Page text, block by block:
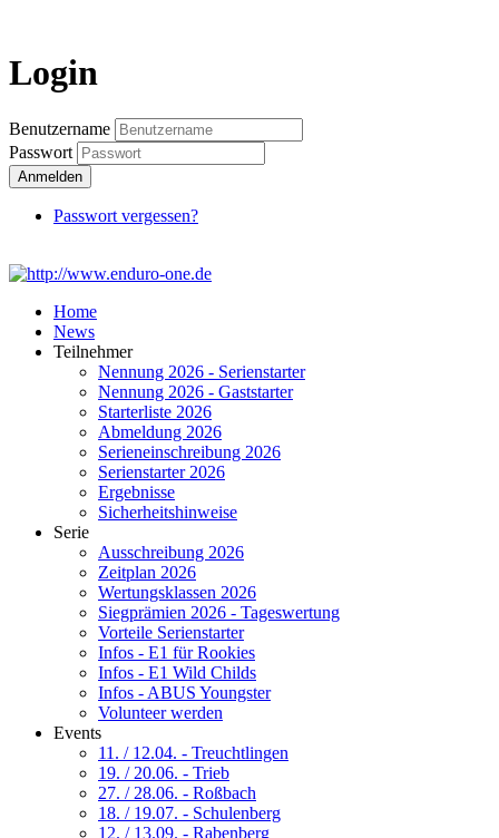
Login
Benutzername
Passwort
Anmelden
Passwort vergessen?
Home
News
Teilnehmer
Nennung 2026 - Serienstarter
Nennung 2026 - Gaststarter
Starterliste 2026
Abmeldung 2026
Serieneinschreibung 2026
Serienstarter 2026
Ergebnisse
Sicherheitshinweise
Serie
Ausschreibung 2026
Zeitplan 2026
Wertungsklassen 2026
Siegprämien 2026 - Tageswertung
Vorteile Serienstarter
Infos - E1 für Rookies
Infos - E1 Wild Childs
Infos - ABUS Youngster
Volunteer werden
Events
11. / 12.04. - Treuchtlingen
19. / 20.06. - Trieb
27. / 28.06. - Roßbach
18. / 19.07. - Schulenberg
12. / 13.09. - Rabenberg